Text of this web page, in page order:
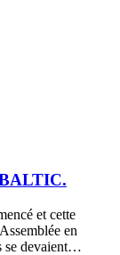
et cette
en
se devaient…